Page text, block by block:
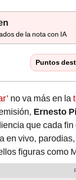
de la nota con IA
Puntos
no va más en la
Ernesto
que cada
en vivo,
figuras como